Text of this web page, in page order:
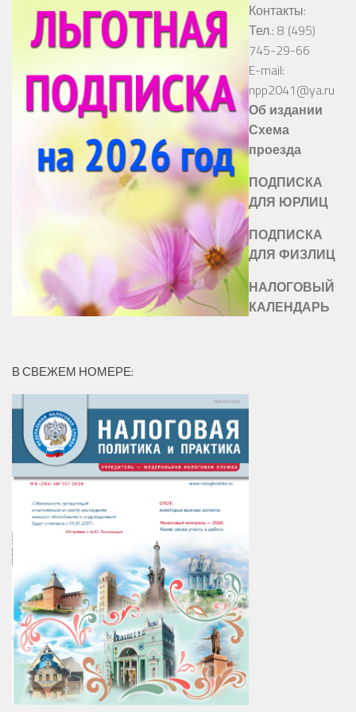
Контакты:
Тел.: 8 (495)
745-29-66
E-mail:
npp2041@ya.ru
Об издании
Схема
проезда
ПОДПИСКА
ДЛЯ ЮРЛИЦ
ПОДПИСКА
ДЛЯ ФИЗЛИЦ
НАЛОГОВЫЙ
КАЛЕНДАРЬ
В СВЕЖЕМ НОМЕРЕ: